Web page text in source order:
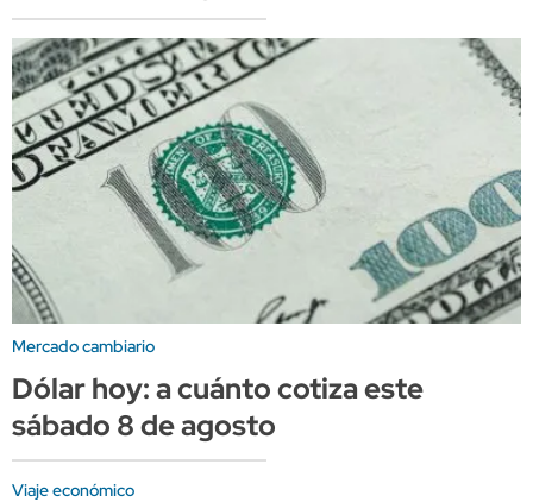
Mercado cambiario
Dólar hoy: a cuánto cotiza este
sábado 8 de agosto
Viaje económico